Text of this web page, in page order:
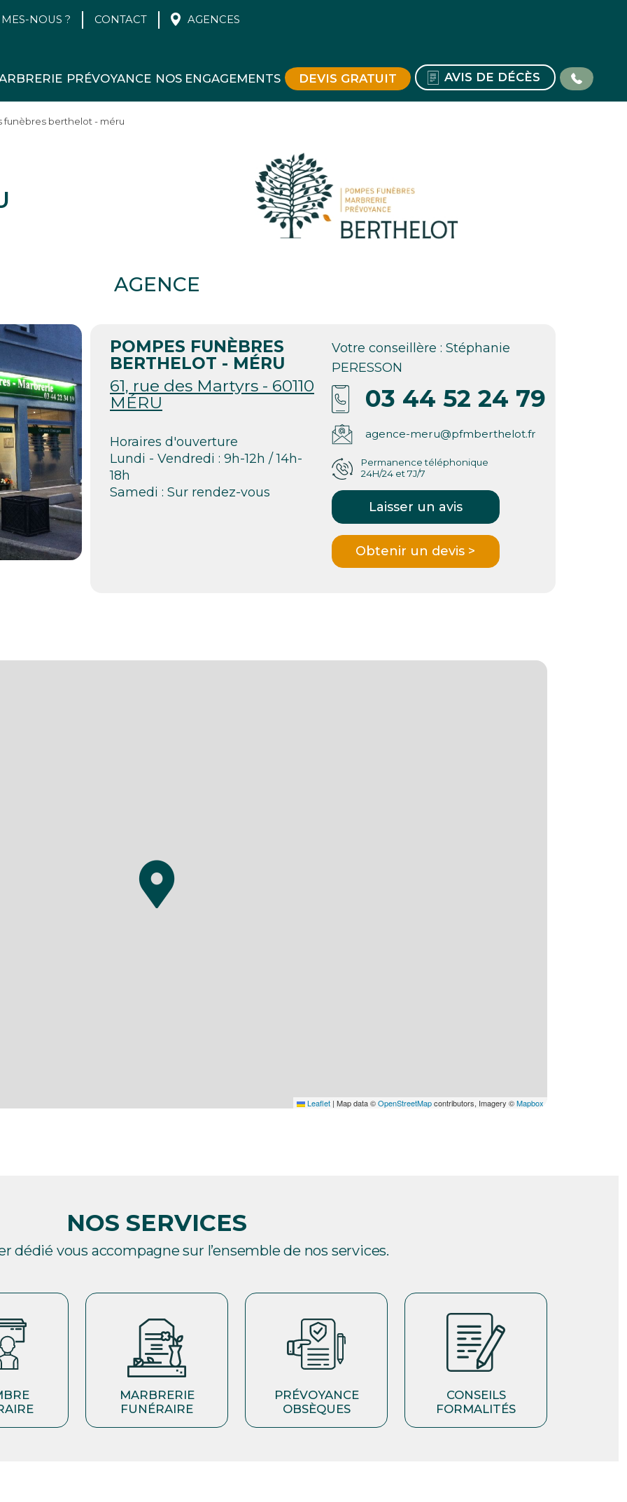
NOUS ? CONTACT AGENCES
PRÉVOYANCE NOS ENGAGEMENTS DEVIS GRATUIT AVIS DE DÉCÈS
funèbres berthelot - méru
AGENCE
POMPES FUNÈBRES
BERTHELOT - MÉRU
61, rue des Martyrs - 60110
MÉRU
Horaires d'ouverture
Lundi - Vendredi : 9h-12h / 14h-
18h
Samedi : Sur rendez-vous
Votre conseillère : Stéphanie
PERESSON
03 44 52 24 79
agence-meru@pfmberthelot.fr
Permanence téléphonique
24H/24 et 7J/7
Laisser un avis
Obtenir un devis >
Leaflet | Map data ©OpenStreetMapcontributors, Imagery ©Mapbox
NOS SERVICES
dédié vous accompagne sur l’ensemble de nos services.
MARBRERIE
FUNÉRAIRE
PRÉVOYANCE
OBSÈQUES
CONSEILS
FORMALITÉS